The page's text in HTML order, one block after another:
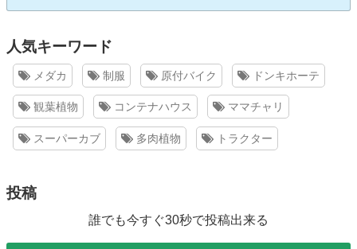
人気キーワード
メダカ 制服 原付バイク ドンキホーテ
観葉植物 コンテナハウス ママチャリ
スーパーカブ 多肉植物 トラクター
投稿
誰でも今すぐ30秒で投稿出来る